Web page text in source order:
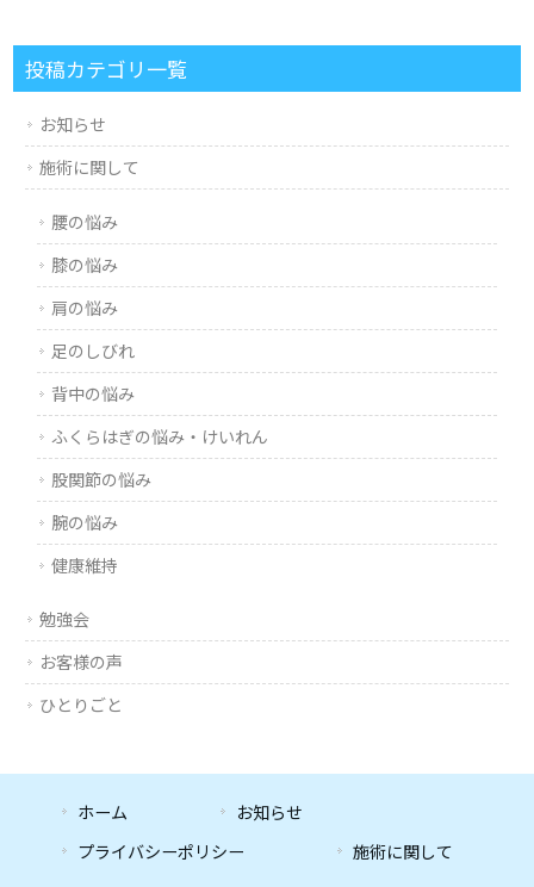
投稿カテゴリ一覧
お知らせ
施術に関して
腰の悩み
膝の悩み
肩の悩み
足のしびれ
背中の悩み
ふくらはぎの悩み・けいれん
股関節の悩み
腕の悩み
健康維持
勉強会
お客様の声
ひとりごと
ホーム
お知らせ
プライバシーポリシー
施術に関して